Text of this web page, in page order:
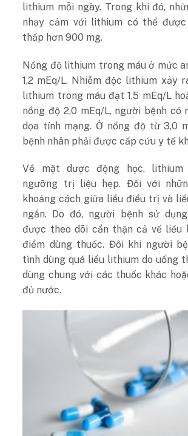
lithium mỗi ngày. Trong khi đó,
nhạy cảm với lithium có thể
thấp hơn 900 mg.
Nồng độ lithium trong máu ở mức
1,2 mEq/L. Nhiễm độc lithium xảy
lithium trong máu đạt 1,5 mEq/L
nồng độ 2,0 mEq/L, người bệnh có
dọa tính mạng. Ở nồng độ từ 3,0
bệnh nhân phải được cấp cứu y tế
Về mặt dược động học,
ngưỡng trị liệu hẹp. Đối với
khoảng cách giữa liều điều trị và
ngắn. Do đó, người bệnh sử
được theo dõi cẩn thận cả về liều
điểm dùng thuốc. Đôi khi người
tình dùng quá liều lithium do uống
dùng chung với các thuốc khác
đủ nước.